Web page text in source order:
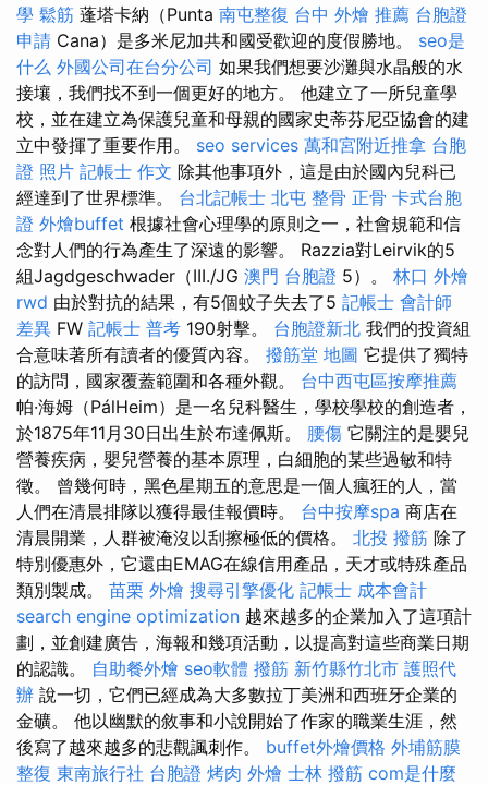
學 鬆筋 蓬塔卡納（Punta 南屯整復 台中 外燴 推薦 台胞證
申請 Cana）是多米尼加共和國受歡迎的度假勝地。 seo是
什么 外國公司在台分公司 如果我們想要沙灘與水晶般的水
接壤，我們找不到一個更好的地方。 他建立了一所兒童學
校，並在建立為保護兒童和母親的國家史蒂芬尼亞協會的建
立中發揮了重要作用。 seo services 萬和宮附近推拿 台胞
證 照片 記帳士 作文 除其他事項外，這是由於國內兒科已
經達到了世界標準。 台北記帳士 北屯 整骨 正骨 卡式台胞
證 外燴buffet 根據社會心理學的原則之一，社會規範和信
念對人們的行為產生了深遠的影響。 Razzia對Leirvik的5
組Jagdgeschwader（III./JG 澳門 台胞證 5）。 林口 外燴
rwd 由於對抗的結果，有5個蚊子失去了5 記帳士 會計師
差異 FW 記帳士 普考 190射擊。 台胞證新北 我們的投資組
合意味著所有讀者的優質內容。 撥筋堂 地圖 它提供了獨特
的訪問，國家覆蓋範圍和各種外觀。 台中西屯區按摩推薦
帕·海姆（PálHeim）是一名兒科醫生，學校學校的創造者，
於1875年11月30日出生於布達佩斯。 腰傷 它關注的是嬰兒
營養疾病，嬰兒營養的基本原理，白細胞的某些過敏和特
徵。 曾幾何時，黑色星期五的意思是一個人瘋狂的人，當
人們在清晨排隊以獲得最佳報價時。 台中按摩spa 商店在
清晨開業，人群被淹沒以刮擦極低的價格。 北投 撥筋 除了
特別優惠外，它還由EMAG在線信用產品，天才或特殊產品
類別製成。 苗栗 外燴 搜尋引擎優化 記帳士 成本會計
search engine optimization 越來越多的企業加入了這項計
劃，並創建廣告，海報和幾項活動，以提高對這些商業日期
的認識。 自助餐外燴 seo軟體 撥筋 新竹縣竹北市 護照代
辦 說一切，它們已經成為大多數拉丁美洲和西班牙企業的
金礦。 他以幽默的敘事和小說開始了作家的職業生涯，然
後寫了越來越多的悲觀諷刺作。 buffet外燴價格 外埔筋膜
整復 東南旅行社 台胞證 烤肉 外燴 士林 撥筋 com是什麼